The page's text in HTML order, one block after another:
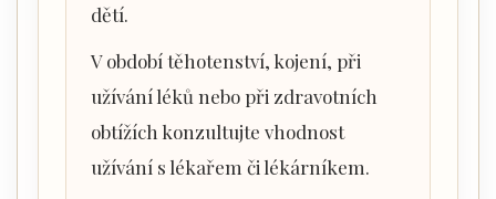
dětí.
V období těhotenství, kojení, při
užívání léků nebo při zdravotních
obtížích konzultujte vhodnost
užívání s lékařem či lékárníkem.